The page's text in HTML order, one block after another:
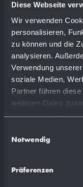
Diese Webseite
Wir verwenden
personalisieren,
zu können und die
analysieren.
Verwendung
soziale Medien,
Partner führen
weiteren Daten
haben oder die sie
Notwendig
Präferenzen
Gewicht: 0,01 kg.
Passend
WP105